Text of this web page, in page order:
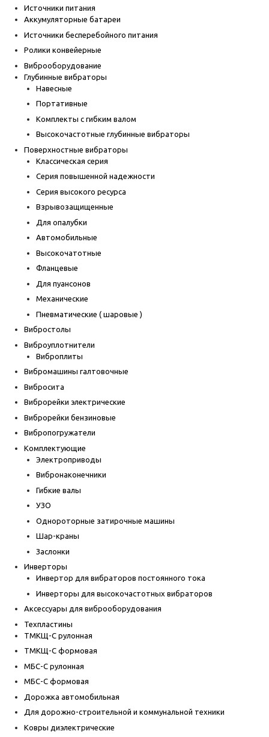
Источники питания
Аккумуляторные батареи
Источники бесперебойного питания
Ролики конвейерные
Виброоборудование
Глубинные вибраторы
Навесные
Портативные
Комплекты с гибким валом
Высокочастотные глубинные вибраторы
Поверхностные вибраторы
Классическая серия
Серия повышенной надежности
Серия высокого ресурса
Взрывозащищенные
Для опалубки
Автомобильные
Высокочатотные
Фланцевые
Для пуансонов
Механические
Пневматические ( шаровые )
Вибростолы
Виброуплотнители
Виброплиты
Вибромашины галтовочные
Вибросита
Виброрейки электрические
Виброрейки бензиновые
Вибропогружатели
Комплектующие
Электроприводы
Вибронаконечники
Гибкие валы
УЗО
Однороторные затирочные машины
Шар-краны
Заслонки
Инверторы
Инвертор для вибраторов постоянного тока
Инверторы для высокочастотных вибраторов
Аксессуары для виброоборудования
Техпластины
ТМКЩ-С рулонная
ТМКЩ-С формовая
МБС-С рулонная
МБС-С формовая
Дорожка автомобильная
Для дорожно-строительной и коммунальной техники
Ковры диэлектрические